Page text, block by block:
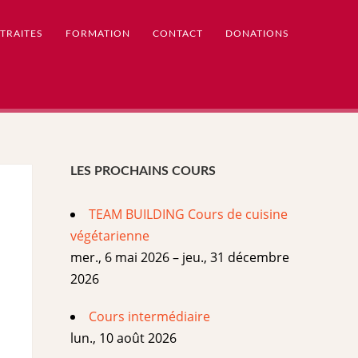
FORMATION CONTACT DONATIONS
LES PROCHAINS COURS
TEAM BUILDING Cours de cuisine
végétarienne
mer., 6 mai 2026 – jeu., 31 décembre
2026
Cours intermédiaire
lun., 10 août 2026